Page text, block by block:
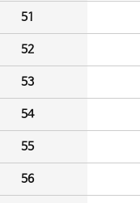
51
52
53
54
55
56